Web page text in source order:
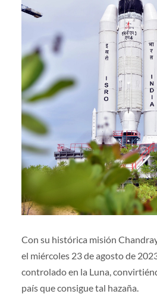
Con su histórica misión
el miércoles 23 de agosto de
controlado en la Luna,
país que consigue tal hazaña.